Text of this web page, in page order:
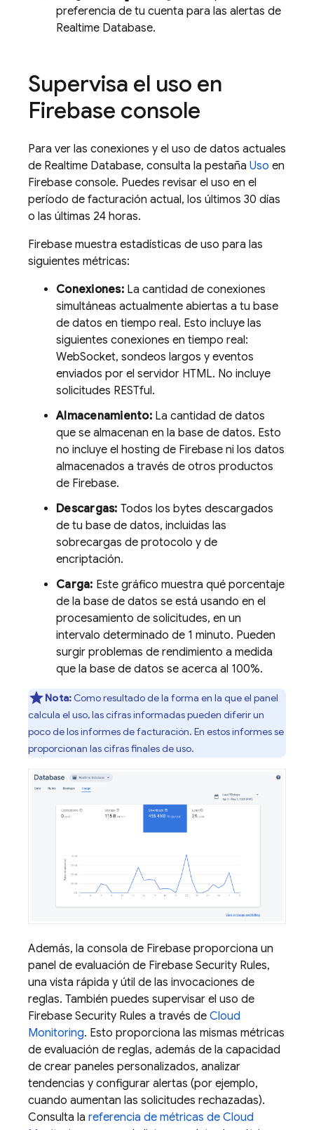
preferencia de tu cuenta para las alertas de
Realtime Database.
Supervisa el uso en
Firebase console
Para ver las conexiones y el uso de datos actuales
de Realtime Database, consulta la pestaña Uso en
Firebase console. Puedes revisar el uso en el
período de facturación actual, los últimos 30 días
o las últimas 24 horas.
Firebase muestra estadísticas de uso para las
siguientes métricas:
Conexiones:La cantidad de conexiones
simultáneas actualmente abiertas a tu base
de datos en tiempo real. Esto incluye las
siguientes conexiones en tiempo real:
WebSocket, sondeos largos y eventos
enviados por el servidor HTML. No incluye
solicitudes RESTful.
Almacenamiento:La cantidad de datos
que se almacenan en la base de datos. Esto
no incluye el hosting de Firebase ni los datos
almacenados a través de otros productos
de Firebase.
Descargas: Todos los bytes descargados
de tu base de datos, incluidas las
sobrecargas de protocolo y de
encriptación.
Carga: Este gráfico muestra qué porcentaje
de la base de datos se está usando en el
procesamiento de solicitudes, en un
intervalo determinado de 1 minuto. Pueden
surgir problemas de rendimiento a medida
que la base de datos se acerca al 100%.
Nota: Como resultado de la forma en la que el panel
calcula el uso, las cifras informadas pueden diferir un
poco de los informes de facturación. En estos informes se
proporcionan las cifras finales de uso.
Además, la consola de Firebase proporciona un
panel de evaluación de Firebase Security Rules,
una vista rápida y útil de las invocaciones de
reglas. También puedes supervisar el uso de
Firebase Security Rules a través de Cloud
Monitoring. Esto proporciona las mismas métricas
de evaluación de reglas, además de la capacidad
de crear paneles personalizados, analizar
tendencias y configurar alertas (por ejemplo,
cuando aumentan las solicitudes rechazadas).
Consulta la referencia de métricas de Cloud